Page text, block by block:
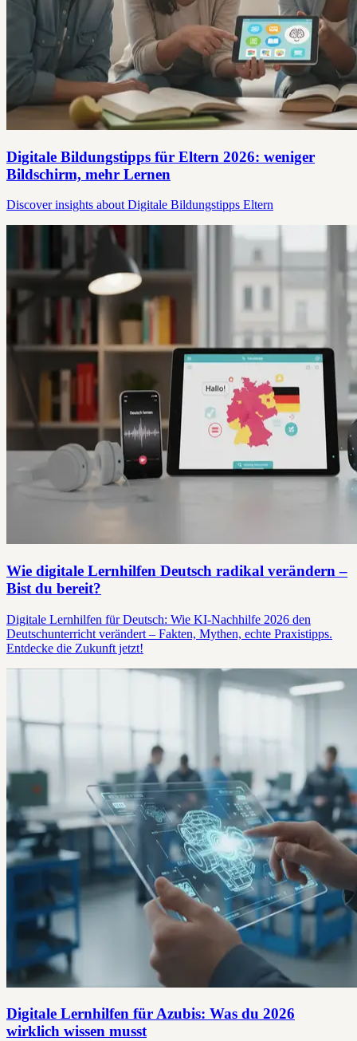
Digitale Bildungstipps für Eltern 2026: weniger
Bildschirm, mehr Lernen
Discover insights about Digitale Bildungstipps Eltern
Wie digitale Lernhilfen Deutsch radikal verändern –
Bist du bereit?
Digitale Lernhilfen für Deutsch: Wie KI-Nachhilfe 2026 den
Deutschunterricht verändert – Fakten, Mythen, echte Praxistipps.
Entdecke die Zukunft jetzt!
Digitale Lernhilfen für Azubis: Was du 2026
wirklich wissen musst